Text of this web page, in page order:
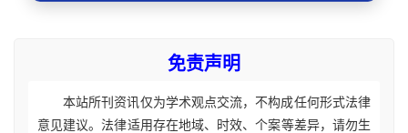
免责声明
本站所刊资讯仅为学术观点交流，不构成任何形式法律
意见建议。法律适用存在地域、时效、个案等差异，请勿生